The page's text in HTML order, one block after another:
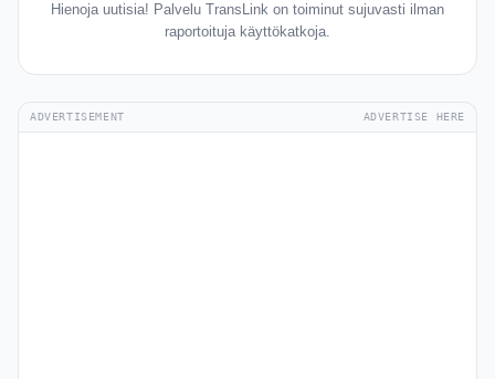
Hienoja uutisia! Palvelu TransLink on toiminut sujuvasti ilman
raportoituja käyttökatkoja.
ADVERTISEMENT ADVERTISE HERE